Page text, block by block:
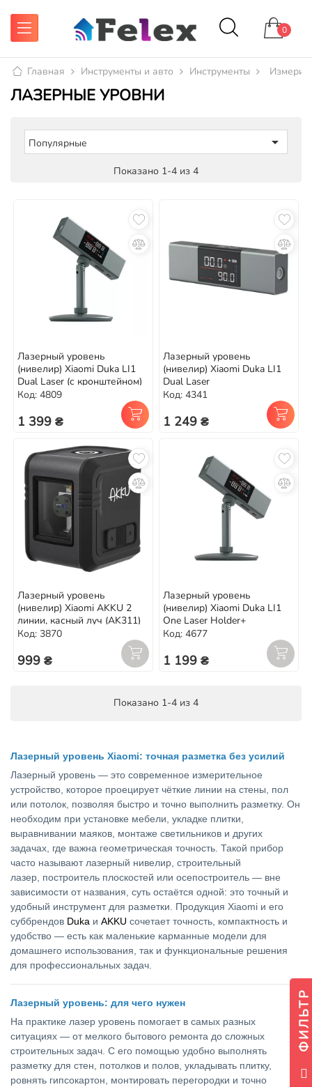
0
Главная Инструменты и авто Инструменты
ЛАЗЕРНЫЕ УРОВНИ
Популярные 
Показано 1-4 из 4
Лазерный уровень
(нивелир) Xiaomi Duka LI1
Dual Laser (с кронштейном)
Код: 4809
1 399 ₴
Лазерный уровень
(нивелир) Xiaomi Duka LI1
Dual Laser
Код: 4341
1 249 ₴
Лазерный уровень
(нивелир) Xiaomi AKKU 2
линии, касный луч (AK311)
Код: 3870
999 ₴
Лазерный уровень
(нивелир) Xiaomi Duka LI1
One Laser Holder+
Код: 4677
1 199 ₴
Показано 1-4 из 4
Лазерный уровень Xiaomi: точная разметка без усилий
Лазерный уровень — это современное измерительное
устройство, которое проецирует чёткие линии на стены, пол
или потолок, позволяя быстро и точно выполнить разметку. Он
необходим при установке мебели, укладке плитки,
выравнивании маяков, монтаже светильников и других
задачах, где важна геометрическая точность. Такой прибор
часто называют лазерный нивелир, строительный
лазер, построитель плоскостей или осепостроитель — вне
зависимости от названия, суть остаётся одной: это точный и
удобный инструмент для разметки. Продукция Xiaomi и его
суббрендов Duka и AKKU сочетает точность, компактность и
удобство — есть как маленькие карманные модели для
домашнего использования, так и функциональные решения
для профессиональных задач.
Лазерный уровень: для чего нужен
На практике лазер уровень помогает в самых разных
ситуациях — от мелкого бытового ремонта до сложных
строительных задач. С его помощью удобно выполнять
разметку для стен, потолков и полов, укладывать плитку,
ровнять гипсокартон, монтировать перегородки и точно
ФИЛЬТР